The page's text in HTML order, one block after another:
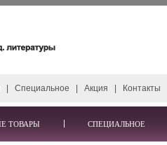
Специальное Акция Контакты
ТОВАРЫ СПЕЦИАЛЬНОЕ